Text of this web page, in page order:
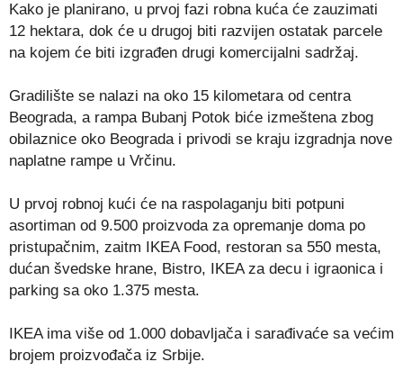
Kako je planirano, u prvoj fazi robna kuća će zauzimati
12 hektara, dok će u drugoj biti razvijen ostatak parcele
na kojem će biti izgrađen drugi komercijalni sadržaj.
Gradilište se nalazi na oko 15 kilometara od centra
Beograda, a rampa Bubanj Potok biće izmeštena zbog
obilaznice oko Beograda i privodi se kraju izgradnja nove
naplatne rampe u Vrčinu.
U prvoj robnoj kući će na raspolaganju biti potpuni
asortiman od 9.500 proizvoda za opremanje doma po
pristupačnim, zaitm IKEA Food, restoran sa 550 mesta,
dućan švedske hrane, Bistro, IKEA za decu i igraonica i
parking sa oko 1.375 mesta.
IKEA ima više od 1.000 dobavljača i sarađivaće sa većim
brojem proizvođača iz Srbije.